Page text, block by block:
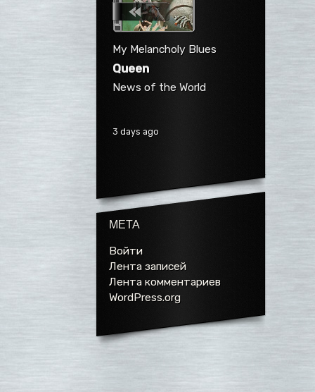
My Melancholy Blues
Queen
News of the World
3 days ago
МЕТА
Войти
Лента записей
Лента комментариев
WordPress.org